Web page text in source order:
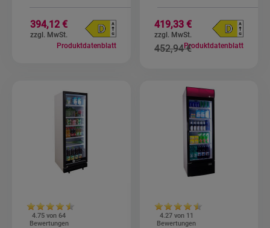
394,12 €
Produktdatenblatt
Sonderangebot
419,33 €
452,94 €Produktdatenblatt
4.75 von64
Bewertungen
4.27 von 11
Bewertungen